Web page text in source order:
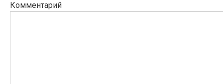
Комментарий